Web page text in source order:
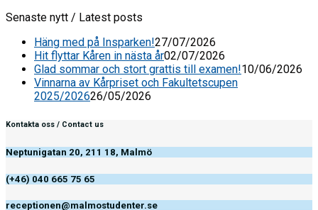
Senaste nytt / Latest posts
Häng med på Insparken!27/07/2026
Hit flyttar Kåren in nästa år02/07/2026
Glad sommar och stort grattis till examen!10/06/2026
Vinnarna av Kårpriset och Fakultetscupen
2025/202626/05/2026
Kontakta oss / Contact us
Neptunigatan 20, 211 18, Malmö
(+46) 040 665 75 65
receptionen@malmostudenter.se